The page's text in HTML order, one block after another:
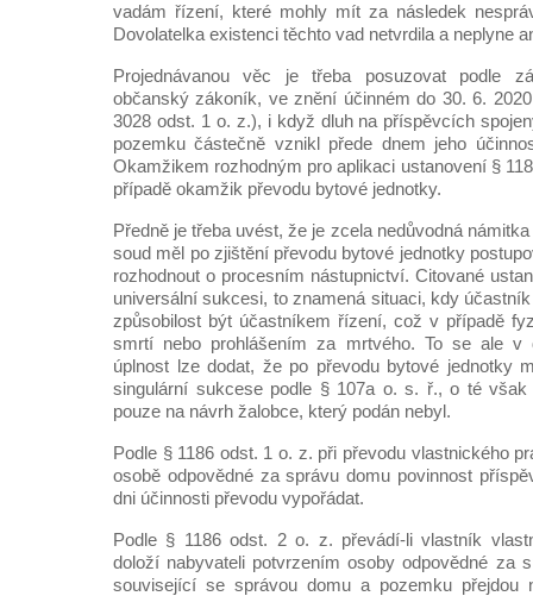
vadám řízení, které mohly mít za následek
Dovolatelka existenci těchto vad netvrdila a neplyne
Projednávanou věc je třeba posuzovat podle
občanský zákoník, ve znění účinném do 30. 6.
3028 odst. 1 o. z.), i když dluh na příspěvcích
pozemku částečně vznikl přede dnem jeho
Okamžikem rozhodným pro aplikaci ustanovení §
případě okamžik převodu bytové jednotky.
Předně je třeba uvést, že je zcela nedůvodná
soud měl po zjištění převodu bytové jednotky
rozhodnout o procesním nástupnictví. Citované
universální sukcesi, to znamená situaci, kdy
způsobilost být účastníkem řízení, což v případě
smrtí nebo prohlášením za mrtvého. To se ale v
úplnost lze dodat, že po převodu bytové jednotky
singulární sukcese podle § 107a o. s. ř., o té však
pouze na návrh žalobce, který podán nebyl.
Podle § 1186 odst. 1 o. z. při převodu vlastnického
osobě odpovědné za správu domu povinnost
dni účinnosti převodu vypořádat.
Podle § 1186 odst. 2 o. z. převádí-li vlastník
doloží nabyvateli potvrzením osoby odpovědné za
související se správou domu a pozemku přejdou